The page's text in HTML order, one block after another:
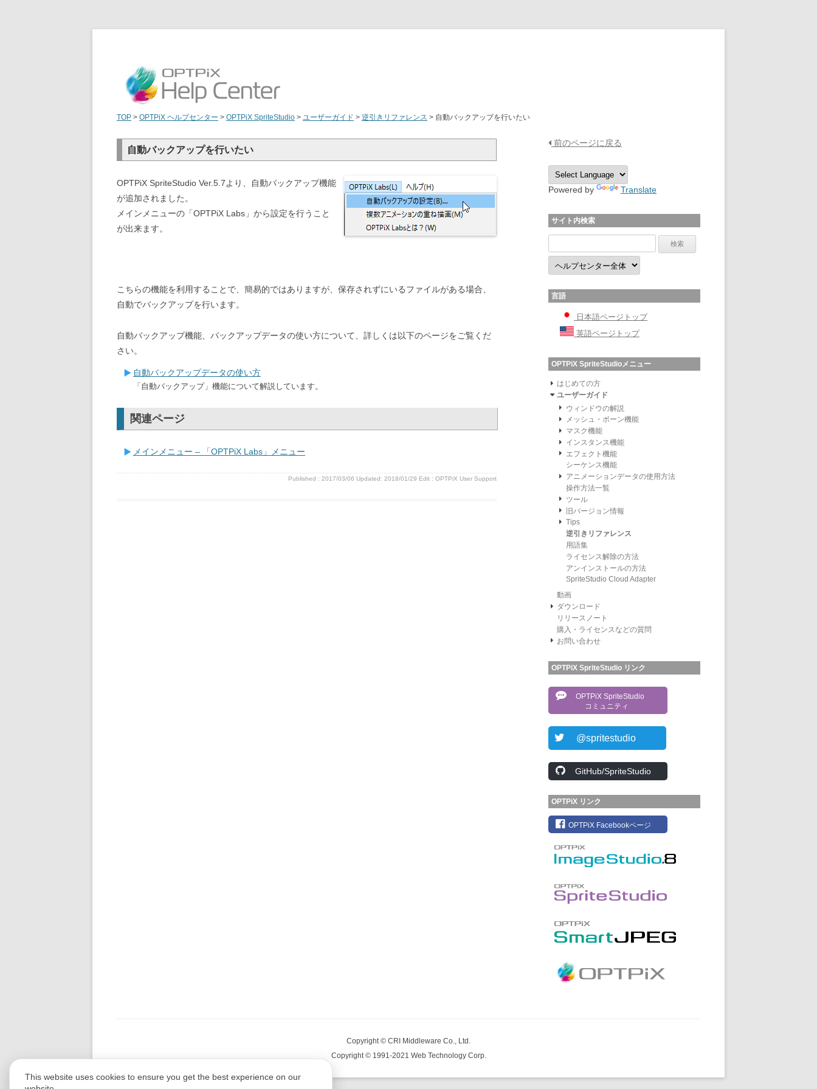
TOP > OPTPiX ヘルプセンター > OPTPiX SpriteStudio > ユーザーガイド > 逆引きリファレンス > 自動バックアップを行いたい
自動バックアップを行いたい
OPTPiX SpriteStudio Ver.5.7より、自動バックアップ機能
が追加されました。
メインメニューの「OPTPiX Labs」から設定を行うこと
が出来ます。
こちらの機能を利用することで、簡易的ではありますが、保存されずにいるファイルがある場合、
自動でバックアップを行います。
自動バックアップ機能、バックアップデータの使い方について、詳しくは以下のページをご覧くだ
さい。
自動バックアップデータの使い方
「自動バックアップ」機能について解説しています。
関連ページ
メインメニュー – 「OPTPiX Labs」メニュー
Published : 2017/03/06 Updated: 2018/01/29 Edit : OPTPiX User Support
前のページに戻る
Powered by Translate
サイト内検索
言語
日本語ページトップ
英語ページトップ
OPTPiX SpriteStudioメニュー
はじめての方
ユーザーガイド
ウィンドウの解説
メッシュ・ボーン機能
マスク機能
インスタンス機能
エフェクト機能
シーケンス機能
アニメーションデータの使用方法
操作方法一覧
ツール
旧バージョン情報
Tips
逆引きリファレンス
用語集
ライセンス解除の方法
アンインストールの方法
SpriteStudio Cloud Adapter
動画
ダウンロード
リリースノート
購入・ライセンスなどの質問
お問い合わせ
OPTPiX SpriteStudio リンク
OPTPiX SpriteStudio
コミュニティ
@spritestudio
GitHub/SpriteStudio
OPTPiX リンク
OPTPiX Facebookページ
Copyright © CRI Middleware Co., Ltd.
Copyright © 1991-2021 Web Technology Corp.
This website uses cookies to ensure you get the best experience on our